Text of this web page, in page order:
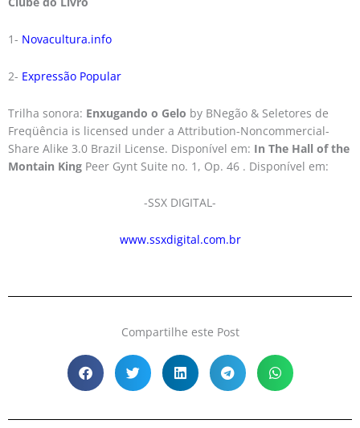
1- Novacultura.info
2- Expressão Popular
Trilha sonora: Enxugando o Gelo by BNegão & Seletores de
Freqüência is licensed under a Attribution-Noncommercial-
Share Alike 3.0 Brazil License. Disponível em: In The Hall of the
Montain King Peer Gynt Suite no. 1, Op. 46 . Disponível em:
-SSX DIGITAL-
www.ssxdigital.com.br
Compartilhe este Post